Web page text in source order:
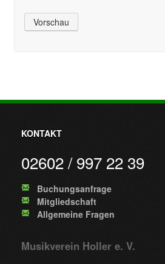
KONTAKT
02602 / 997 22 39
Buchungsanfrage
Mitgliedschaft
Allgemeine Fragen
Musikverein Holler e. V.